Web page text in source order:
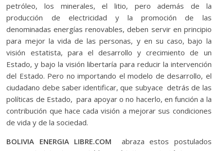
petróleo, los minerales, el litio, pero además de la
producción de electricidad y la promoción de las
denominadas energías renovables, deben servir en principio
para mejor la vida de las personas, y en su caso, bajo la
visión estatista, para el desarrollo y crecimiento de un
Estado, y bajo la visión libertaría para reducir la intervención
del Estado. Pero no importando el modelo de desarrollo, el
ciudadano debe saber identificar, que subyace detrás de las
políticas de Estado, para apoyar o no hacerlo, en función a la
contribución que hace cada visión a mejorar sus condiciones
de vida y de la sociedad.
BOLIVIA ENERGIA LIBRE.COM abraza estos postulados